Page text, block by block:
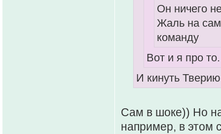
Он ничего
Жаль на
команду
Вот и я про
И кинуть
Сам в шоке)) Но
например, в этом